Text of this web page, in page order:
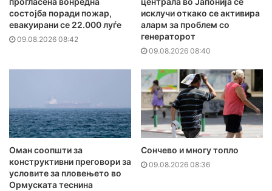
состојба поради пожар,
евакуирани се 22.000 луѓе
09.08.2026 08:42
исклучи откако се активира
аларм за проблем со
генераторот
09.08.2026 08:40
Оман соопшти за
конструктивни преговори за
условите за пловењето во
Ормуската теснина
Сончево и многу топло
09.08.2026 08:36